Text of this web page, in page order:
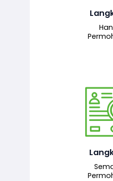
Pegawai
maklumat yang
semua maklumat
kepada
tindakan